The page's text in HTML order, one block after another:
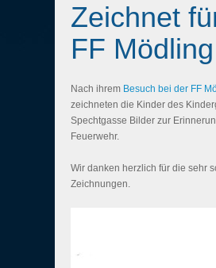
Zeichnet
FF Mödling
Nach ihrem Besuch bei der FF
zeichneten die Kinder des
Spechtgasse Bilder zur
Feuerwehr.
Wir danken herzlich für die sehr
Zeichnungen.